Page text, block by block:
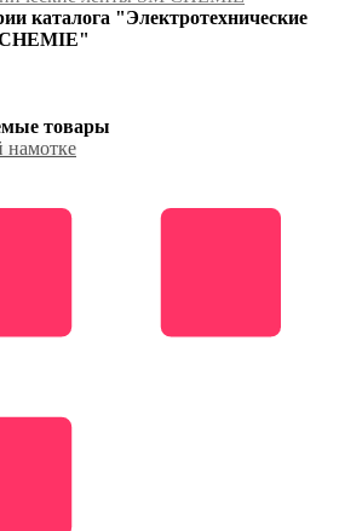
каталога "Электротехнические
товары
намотке